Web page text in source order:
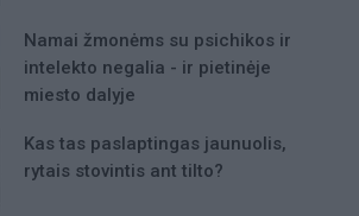
Namai žmonėms su psichikos ir
intelekto negalia - ir pietinėje
miesto dalyje
Kas tas paslaptingas jaunuolis,
rytais stovintis ant tilto?